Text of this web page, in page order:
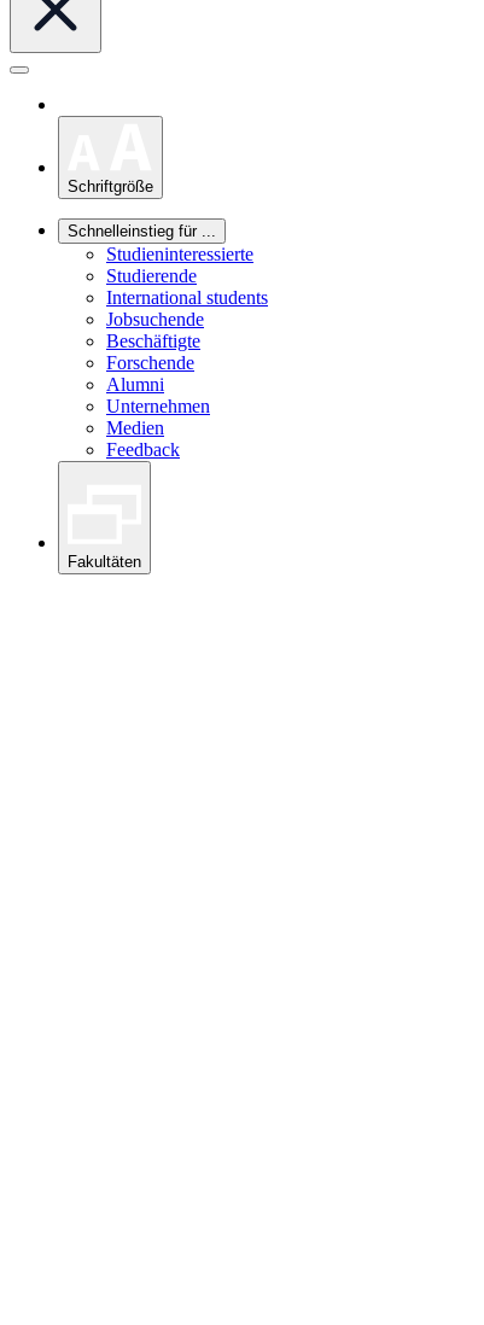
Schriftgröße
Schnelleinstieg für ...
Studieninteressierte
Studierende
International students
Jobsuchende
Beschäftigte
Forschende
Alumni
Unternehmen
Medien
Feedback
Fakultäten